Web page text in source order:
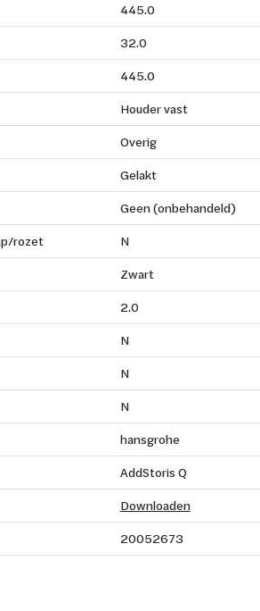
445.0
32.0
445.0
Houder vast
Overig
Gelakt
Geen (onbehandeld)
rozet
N
Zwart
2.0
N
N
N
hansgrohe
AddStoris Q
Downloaden
20052673